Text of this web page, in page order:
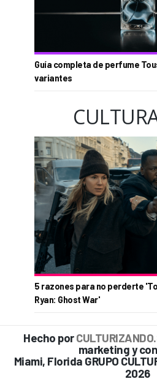
Guía completa de perfume
variantes
5 razones para no perderte
Ryan: Ghost War'
Hecho por
marketing y
Miami, Florida GRUPO
2026